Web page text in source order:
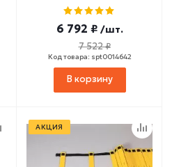
6 792 ₽ /шт.
7 522 ₽
Код товара: spt0014642
В корзину
АКЦИЯ